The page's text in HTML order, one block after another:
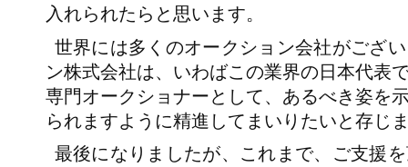
入れられたらと思います。
世界には多くのオークション会社がござ
ン株式会社は、いわばこの業界の日本代表
専門オークショナーとして、あるべき姿を
られますように精進してまいりたいと存じ
最後になりましたが、これまで、ご支援